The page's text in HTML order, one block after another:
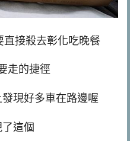
接殺去彰化吃晚餐
走的捷徑
現好多車在路邊喔
這個